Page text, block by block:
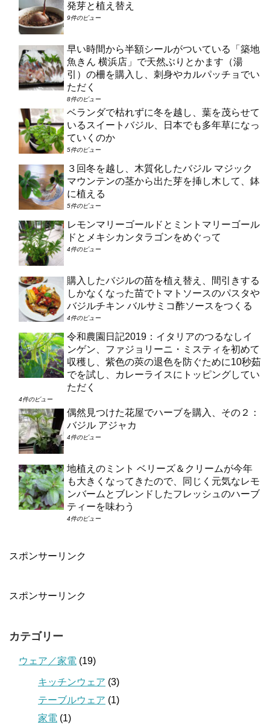
発芽と植え替え
9件のビュー
早い時間から半額シールがついている「築地
魚きん 横浜店」で天然ぶりとかます（湯
引）の柵を購入し、刺身やカルパッチョでい
ただく
8件のビュー
ベランダで枯れずに冬を越し、葉を茂らせて
いるスイートバジル、日本でも多年草になっ
ていくのか
5件のビュー
３回冬を越し、木質化したバジル マジック
マウンテンの茎から出た芽を挿し木して、鉢
に植える
5件のビュー
レモンマリーゴールドとミントマリーゴール
ドとメキシカンタラゴンをめぐって
4件のビュー
購入したバジルの苗を植え替え、間引きする
しかなくなった苗でトマトソースのパスタや
バジルチキン バルサミコ酢ソースをつくる
4件のビュー
令和農園日記2019：イタリアのつるなしイ
ンゲン、ファジョリーニ・ミスティを初めて
収穫し、紫色の莢の退色を防ぐために10秒茹
でを試し、カレーライスにトッピングしてい
ただく
4件のビュー
偶然見つけた花屋でハーブを購入、その２：
バジル アジャカ
4件のビュー
地植えのミント ベリーズ＆クリームが今年
も大きくなってきたので、同じく元気なレモ
ンバームとブレンドしたフレッシュのハーブ
ティーを味わう
4件のビュー
スポンサーリンク
スポンサーリンク
カテゴリー
ウェア／家電 (19)
キッチンウェア (3)
テーブルウェア (1)
家電 (1)